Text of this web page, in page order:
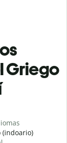
Griego
(indoario)